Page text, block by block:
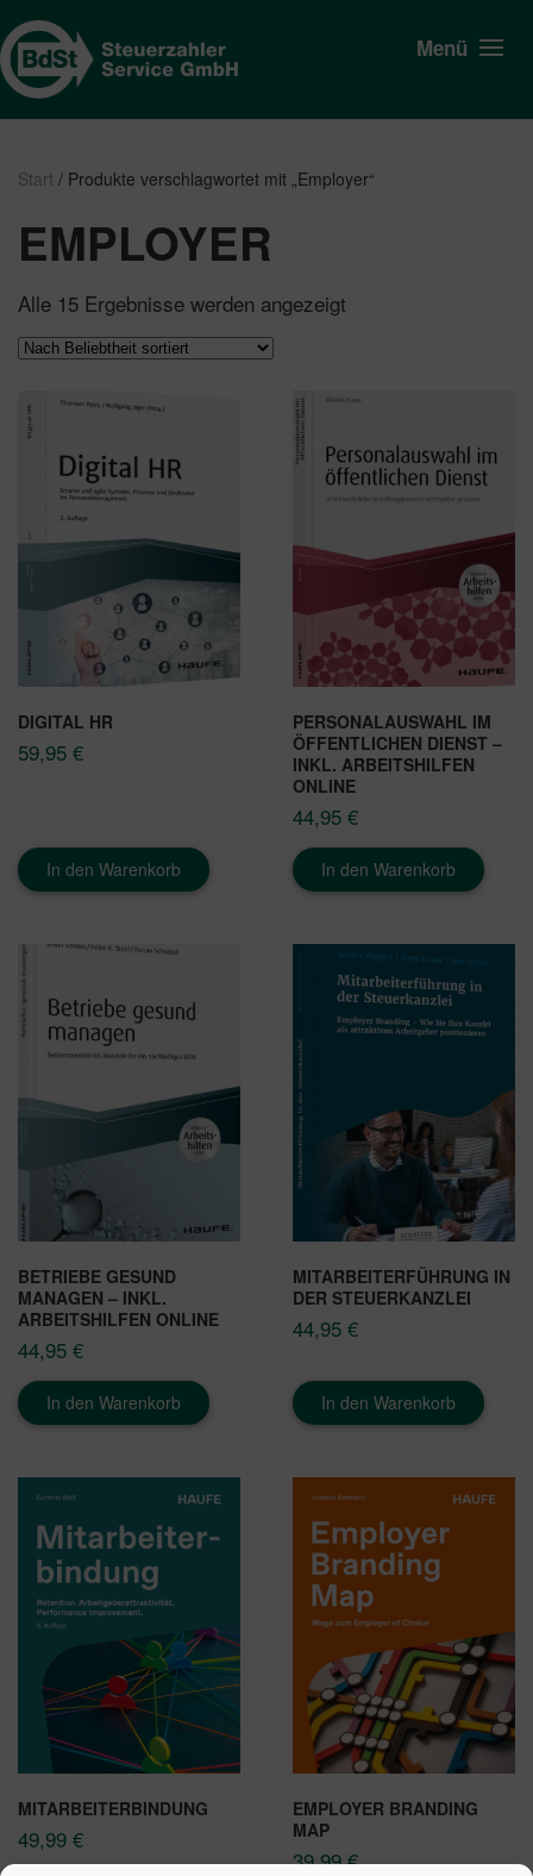
Menü
Start / Produkte verschlagwortet mit „Employer“
EMPLOYER
Alle 15 Ergebnisse werden angezeigt
DIGITAL HR
59,95 €
In den Warenkorb
PERSONALAUSWAHL IM
ÖFFENTLICHEN DIENST –
INKL. ARBEITSHILFEN
ONLINE
44,95 €
In den Warenkorb
BETRIEBE GESUND
MANAGEN – INKL.
ARBEITSHILFEN ONLINE
44,95 €
In den Warenkorb
MITARBEITERFÜHRUNG IN
DER STEUERKANZLEI
44,95 €
In den Warenkorb
MITARBEITERBINDUNG
49,99 €
EMPLOYER BRANDING
MAP
39,99€